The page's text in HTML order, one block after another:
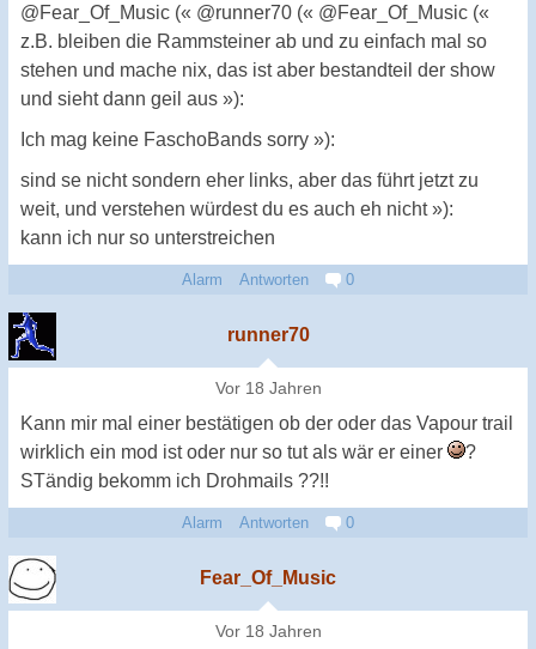
@Fear_Of_Music (« @runner70 (« @Fear_Of_Music («
z.B. bleiben die Rammsteiner ab und zu einfach mal so
stehen und mache nix, das ist aber bestandteil der show
und sieht dann geil aus »):
Ich mag keine FaschoBands sorry »):
sind se nicht sondern eher links, aber das führt jetzt zu
weit, und verstehen würdest du es auch eh nicht »):
kann ich nur so unterstreichen
Alarm Antworten 0
runner70
Vor 18 Jahren
Kann mir mal einer bestätigen ob der oder das Vapour trail
wirklich ein mod ist oder nur so tut als wär er einer
?
STändig bekomm ich Drohmails ??!!
Alarm Antworten 0
Fear_Of_Music
Vor 18 Jahren